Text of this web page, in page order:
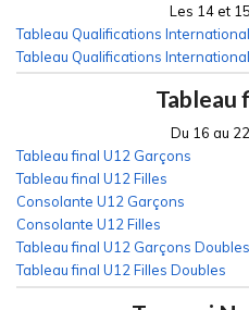
Les 14 et
Tableau Qualifications
Tableau Qualifications
Tableau
Du 16 au
Tableau final U12 Garçons
Tableau final U12 Filles
Consolante U12 Garçons
Consolante U12 Filles
Tableau final U12 Garçons Doubles
Tableau final U12 Filles Doubles